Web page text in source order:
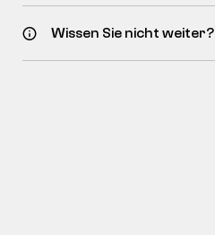
Wissen Sie nicht weiter?